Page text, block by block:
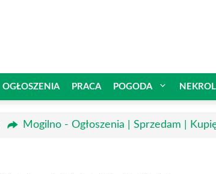
OGŁOSZENIA PRACA POGODA
Mogilno - Ogłoszenia | Sprzedam |